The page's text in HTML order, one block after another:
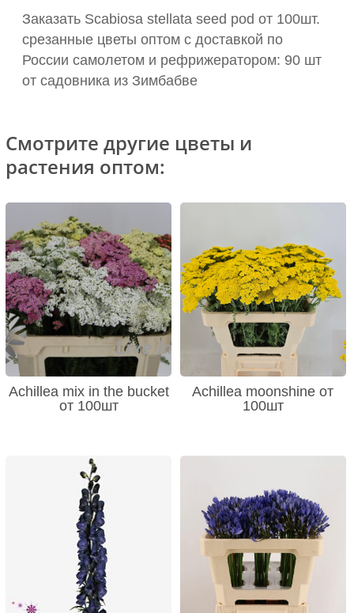
Заказать Scabiosa stellata seed pod от 100шт.
срезанные цветы оптом с доставкой по
России самолетом и рефрижератором: 90 шт
от садовника из Зимбабве
Смотрите другие цветы и
растения оптом:
Achillea mix in the bucket
от 100шт
Achillea moonshine от
100шт